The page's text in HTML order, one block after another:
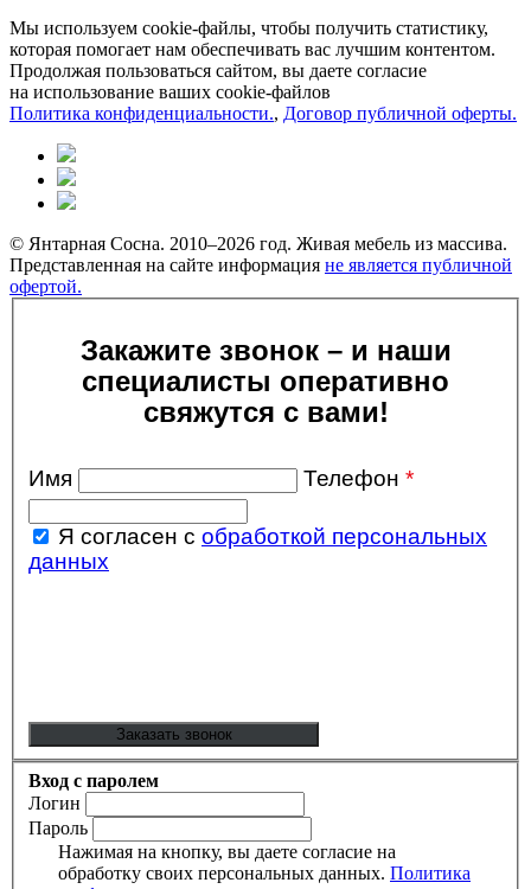
Мы используем cookie-файлы, чтобы получить статистику,
которая помогает нам обеспечивать вас лучшим контентом.
Продолжая пользоваться сайтом, вы даете согласие
на использование ваших cookie-файлов
Политика конфиденциальности., Договор публичной оферты.
© Янтарная Сосна. 2010–2026 год. Живая мебель из массива.
Представленная на сайте информация не является публичной
офертой.
Закажите звонок – и наши
специалисты оперативно
свяжутся с вами!
Имя Телефон *
Я согласен с обработкой персональных
данных
Вход с паролем
Логин
Пароль
Нажимая на кнопку, вы даете согласие на
обработку своих персональных данных. Политика